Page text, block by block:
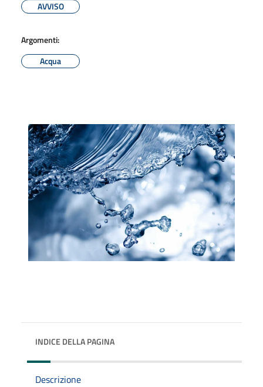
AVVISO
Argomenti:
Acqua
INDICE DELLA PAGINA
Descrizione